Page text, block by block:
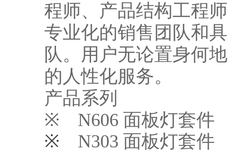
程师、产品结构工程
专业化的销售团队和
队。用户无论置身何
的人性化服务。
产品系列
※ N606 面板灯套件
※ N303 面板灯套件